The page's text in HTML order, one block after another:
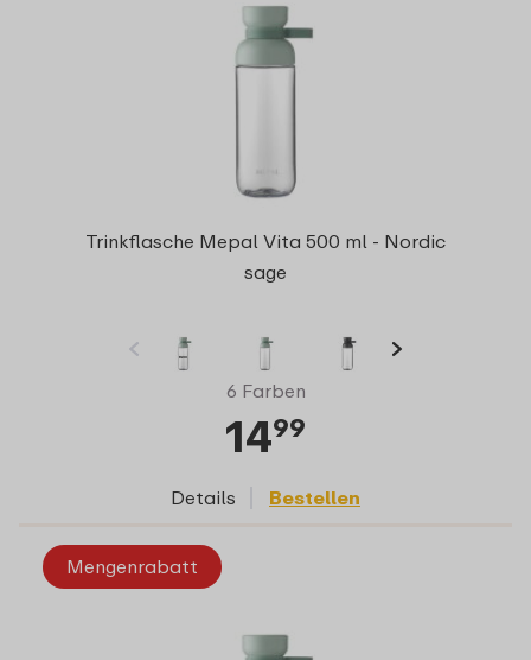
Trinkflasche Mepal Vita 500 ml - Nordic
sage
6 Farben
1499
Details Bestellen
Mengenrabatt